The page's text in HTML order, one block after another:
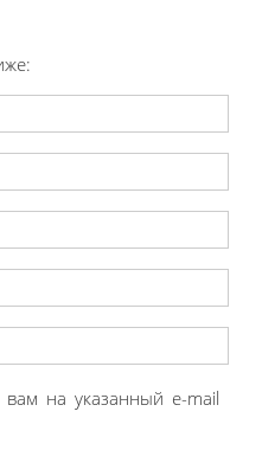
на указанный e-mail